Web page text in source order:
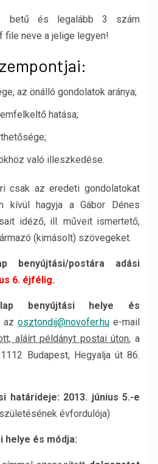
betű és legalább 3 szám
file neve a jelige legyen!
az önálló gondolatok aránya;
hatása;
való illeszkedése.
csak az eredeti gondolatokat
kívül hagyja a Gábor Dénes
idéző, ill. műveit ismertető,
(kimásolt) szövegeket.
benyújtási/postára adási
6. éjfélig.
benyújtási helye és
az osztondij@novofer.hu e-mail
aláírt példányt postai úton, a
1112 Budapest, Hegyalja út 86.
határideje: 2013. június 5.-e
évfordulója)
helye és módja: